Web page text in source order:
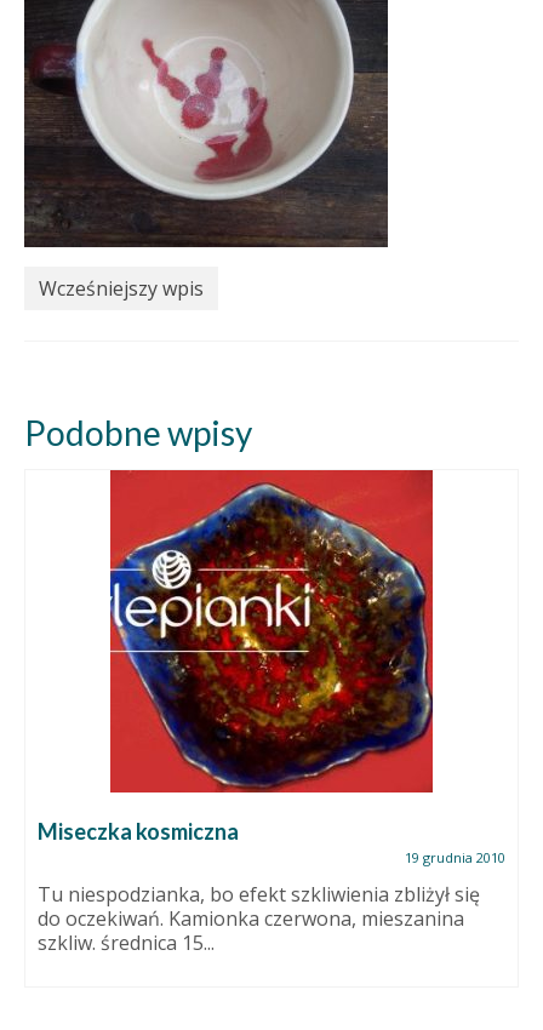
Wcześniejszy wpis
Podobne wpisy
Miseczka kosmiczna
19 grudnia 2010
Tu niespodzianka, bo efekt szkliwienia zbliżył się
do oczekiwań. Kamionka czerwona, mieszanina
szkliw. średnica 15...